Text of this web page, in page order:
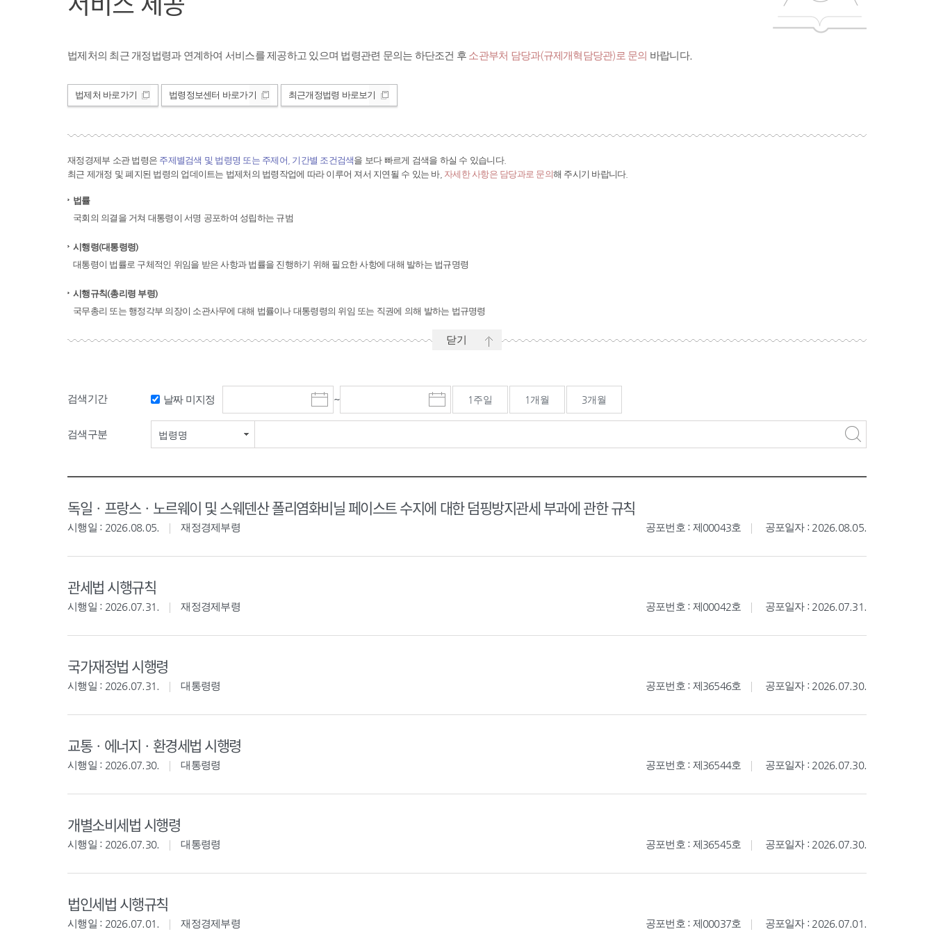
법제처의 최근 개정법령과 연계하여 서비스를 제공하고 있으며 법령관련 문의는 하단조건 후 소관부처 담당과(규제개혁담당관)로 문의 바랍니다.
법제처 바로가기 법령정보센터 바로가기 최근개정법령 바로보기
재정경제부 소관 법령은 주제별검색 및 법령명 또는 주제어, 기간별 조건검색을 보다 빠르게 검색을 하실 수 있습니다.
최근 제개정 및 폐지된 법령의 업데이트는 법제처의 법령작업에 따라 이루어 져서 지연될 수 있는 바, 자세한 사항은 담당과로 문의해 주시기 바랍니다.
법률
국회의 의결을 거쳐 대통령이 서명 공포하여 성립하는 규범
시행령(대통령령)
대통령이 법률로 구체적인 위임을 받은 사항과 법률을 진행하기 위해 필요한 사항에 대해 발하는 법규명령
시행규칙(총리령 부령)
국무총리 또는 행정각부 의장이 소관사무에 대해 법률이나 대통령령의 위임 또는 직권에 의해 발하는 법규명령
닫기
검색기간 날짜 미지정
시
작
~
마
감
1주일 1개월 3개월
검색구분 법령명
독일ㆍ프랑스ㆍ노르웨이 및 스웨덴산 폴리염화비닐 페이스트 수지에 대한 덤핑방지관세 부과에 관한 규칙
시행일 : 2026.08.05. 재정경제부령 공포번호 : 제00043호 공포일자 : 2026.08.05.
관세법 시행규칙
시행일 : 2026.07.31. 재정경제부령 공포번호 : 제00042호 공포일자 : 2026.07.31.
국가재정법 시행령
시행일 : 2026.07.31. 대통령령 공포번호 : 제36546호 공포일자 : 2026.07.30.
교통ㆍ에너지ㆍ환경세법 시행령
시행일 : 2026.07.30. 대통령령 공포번호 : 제36544호 공포일자 : 2026.07.30.
개별소비세법 시행령
시행일 : 2026.07.30. 대통령령 공포번호 : 제36545호 공포일자 : 2026.07.30.
법인세법 시행규칙
시행일 : 2026.07.01. 재정경제부령 공포번호 : 제00037호 공포일자 : 2026.07.01.